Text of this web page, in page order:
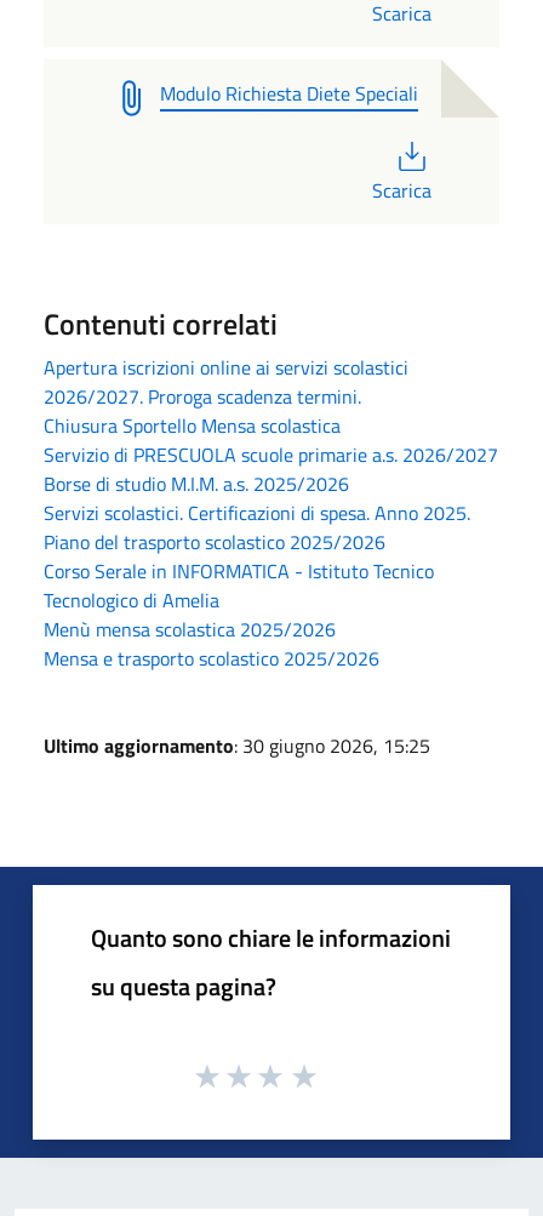
Scarica
Modulo Richiesta Diete Speciali
Scarica
Contenuti correlati
Apertura iscrizioni online ai servizi scolastici
2026/2027. Proroga scadenza termini.
Chiusura Sportello Mensa scolastica
Servizio di PRESCUOLA scuole primarie a.s. 2026/2027
Borse di studio M.I.M. a.s. 2025/2026
Servizi scolastici. Certificazioni di spesa. Anno 2025.
Piano del trasporto scolastico 2025/2026
Corso Serale in INFORMATICA - Istituto Tecnico
Tecnologico di Amelia
Menù mensa scolastica 2025/2026
Mensa e trasporto scolastico 2025/2026
Ultimo aggiornamento: 30 giugno 2026, 15:25
Quanto sono chiare le informazioni
su questa pagina?